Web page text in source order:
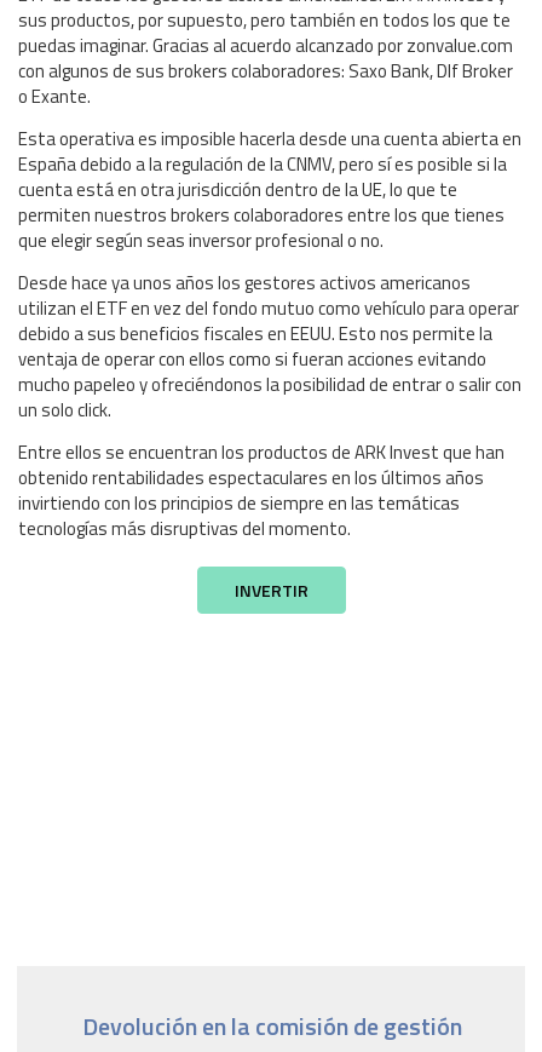
sus productos, por supuesto, pero también en todos los que te
puedas imaginar. Gracias al acuerdo alcanzado porzonvalue.com
con algunos de sus brokers colaboradores: Saxo Bank, DIf Broker
o Exante.
Esta operativa es imposible hacerla desde una cuenta abierta en
España debido a la regulación de la CNMV, pero sí es posible si la
cuenta está en otra jurisdicción dentro de la UE, lo que te
permiten nuestros brokers colaboradores entre los que tienes
que elegir según seas inversor profesional o no.
Desde hace ya unos años los gestores activos americanos
utilizan el ETF en vez del fondo mutuo como vehículo para operar
debido a sus beneficios fiscales en EEUU. Esto nos permite la
ventaja de operar con ellos como si fueran acciones evitando
mucho papeleo y ofreciéndonos la posibilidad de entrar o salir con
un solo click.
Entre ellos se encuentran los productos de ARK Invest que han
obtenido rentabilidades espectaculares en los últimos años
invirtiendo con los principios de siempre en las temáticas
tecnologías más disruptivas del momento.
INVERTIR
Devolución en la comisión de gestión